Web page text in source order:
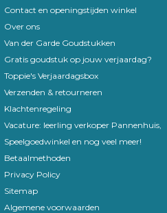
Contact en openingstijden winkel
Over ons
Van der Garde Goudstukken
Gratis goudstuk op jouw verjaardag?
Toppie's Verjaardagsbox
Verzenden & retourneren
Klachtenregeling
Vacature: leerling verkoper Pannenhuis,
Speelgoedwinkel en nog veel meer!
Betaalmethoden
Privacy Policy
Sitemap
Algemene voorwaarden